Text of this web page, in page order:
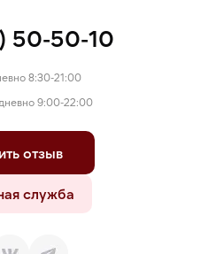
50-50-10
8:30-21:00
9:00-22:00
отзыв
служба